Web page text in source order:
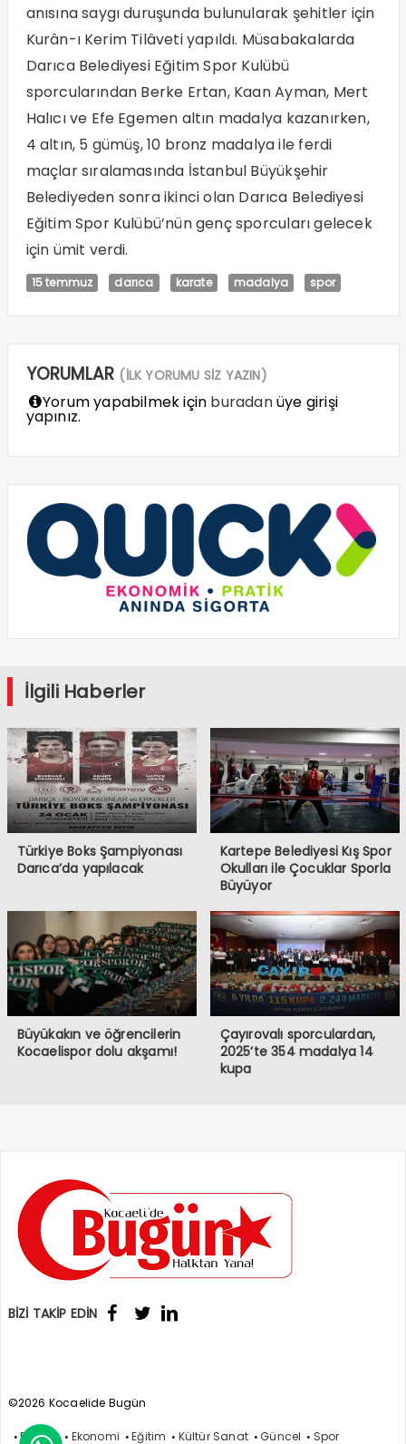
anısına saygı duruşunda bulunularak şehitler için
Kurân-ı Kerim Tilâveti yapıldı. Müsabakalarda
Darıca Belediyesi Eğitim Spor Kulübü
sporcularından Berke Ertan, Kaan Ayman, Mert
Halıcı ve Efe Egemen altın madalya kazanırken,
4 altın, 5 gümüş, 10 bronz madalya ile ferdi
maçlar sıralamasında İstanbul Büyükşehir
Belediyeden sonra ikinci olan Darıca Belediyesi
Eğitim Spor Kulübü’nün genç sporcuları gelecek
için ümit verdi.
15 temmuz darıca karate madalya spor
YORUMLAR (İLK YORUMU SİZ YAZIN)
Yorum yapabilmek için buradanüye girişi
yapınız.
İlgili Haberler
Türkiye Boks Şampiyonası
Darıca’da yapılacak
Kartepe Belediyesi Kış Spor
Okulları ile Çocuklar Sporla
Büyüyor
Büyükakın ve öğrencilerin
Kocaelispor dolu akşamı!
Çayırovalı sporculardan,
2025’te 354 madalya 14
kupa
BİZİ TAKİP EDİN
©2026 Kocaelide Bugün
Politika Ekonomi Eğitim Kültür Sanat Güncel Spor